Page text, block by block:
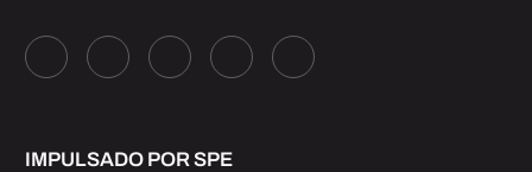
IMPULSADO POR SPE